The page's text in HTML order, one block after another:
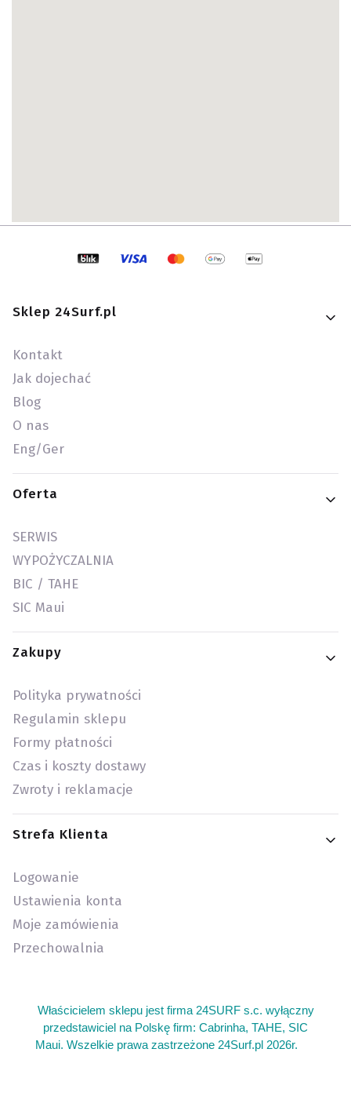
Linki w stopce
Sklep 24Surf.pl
Kontakt
Jak dojechać
Blog
O nas
Eng/Ger
Oferta
SERWIS
WYPOŻYCZALNIA
BIC / TAHE
SIC Maui
Zakupy
Polityka prywatności
Regulamin sklepu
Formy płatności
Czas i koszty dostawy
Zwroty i reklamacje
Strefa Klienta
Logowanie
Ustawienia konta
Moje zamówienia
Przechowalnia
Właścicielem sklepu jest firma 24SURF s.c. wyłączny
przedstawiciel na Polskę firm: Cabrinha, TAHE, SIC
Maui. Wszelkie prawa zastrzeżone 24Surf.pl 2026r.